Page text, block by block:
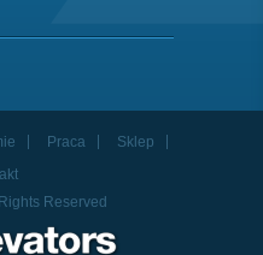
Praca
Sklep
Reserved